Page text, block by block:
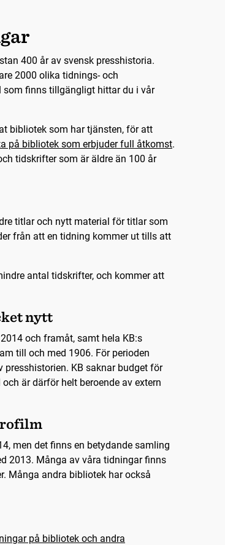
400 år av svensk presshistoria.
2000 olika tidnings- och
finns tillgängligt hittar du i vår
bibliotek som har tjänsten, för att
på bibliotek som erbjuder full åtkomst.
tidskrifter som är äldre än 100 år
titlar och nytt material för titlar som
från att en tidning kommer ut tills att
antal tidskrifter, och kommer att
nytt
och framåt, samt hela KB:s
till och med 1906. För perioden
KB saknar budget för
är därför helt beroende av extern
men det finns en betydande samling
2013. Många av våra tidningar finns
Många andra bibliotek har också
på bibliotek och andra